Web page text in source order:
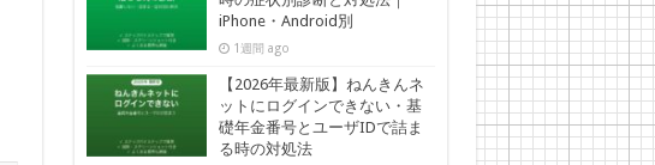
iPhone・Android別
1週間 ago
【2026年最新版】ねんきんネ
ットにログインできない・基
礎年金番号とユーザIDで詰ま
る時の対処法